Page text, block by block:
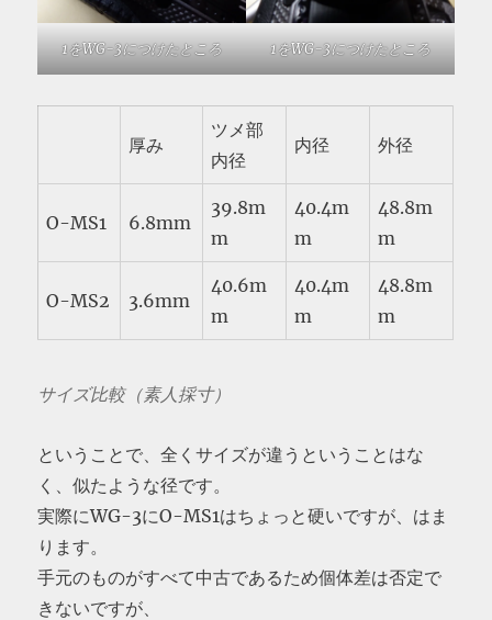
1をWG-3につけたところ 1をWG-3につけたところ
厚み
ツメ部
内径
内径 外径
O-MS1 6.8mm
39.8m
m
40.4m
m
48.8m
m
O-MS2 3.6mm
40.6m
m
40.4m
m
48.8m
m
サイズ比較（素人採寸）
ということで、全くサイズが違うということはな
く、似たような径です。
実際にWG-3にO-MS1はちょっと硬いですが、はま
ります。
手元のものがすべて中古であるため個体差は否定で
きないですが、